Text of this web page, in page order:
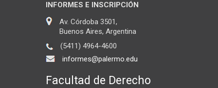
INFORMES E INSCRIPCIÓN
Av. Córdoba 3501,
Buenos Aires, Argentina
(5411) 4964-4600
informes@palermo.edu
Facultad de Derecho